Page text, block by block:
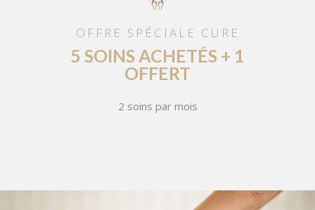
OFFRE SPÉCIALE CURE
5 SOINS ACHETÉS + 1
OFFERT
2 soins par mois